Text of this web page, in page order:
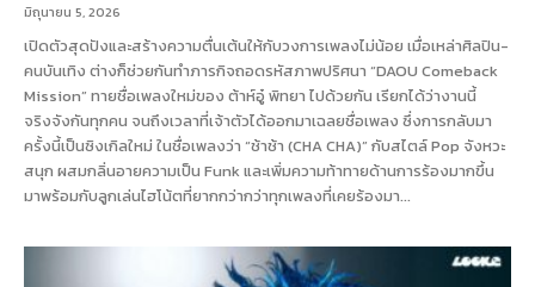
มิถุนายน 5, 2026
เปิดตัวสุดปังและสร้างความตื่นเต้นให้กับวงการเพลงไม่น้อย เมื่อเหล่าศิลปิน-
คนบันเทิง ต่างก็ช่วยกันทำภารกิจถอดรหัสภาพปริศนา “DAOU Comeback
Mission” ทายชื่อเพลงใหม่ของ ต้าห์อู๋ พิทยา ไปด้วยกัน เรียกได้ว่างานนี้
จริงจังกันทุกคน จนถึงเวลาที่เจ้าตัวได้ออกมาเฉลยชื่อเพลง ซึ่งการกลับมา
ครั้งนี้เป็นซิงเกิลใหม่ ในชื่อเพลงว่า “ช้าช้า (CHA CHA)” กับสไตล์ Pop จังหวะ
สนุก ผสมกลิ่นอายความเป็น Funk และเพิ่มความท้าทายด้านการร้องมากขึ้น
มาพร้อมกับลูกเล่นไฮโน้ตที่ยากกว่ากว่าทุกเพลงที่เคยร้องมา...